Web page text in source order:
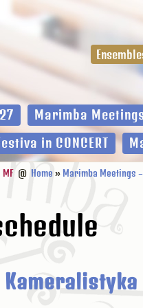
Marimba
in CONCERT
MF@ Home »Marimba Meetings